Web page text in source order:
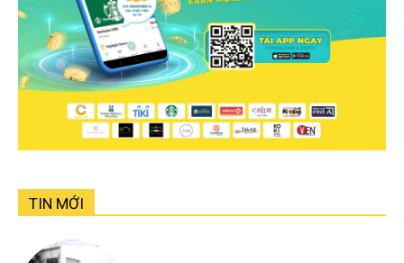
TIN MỚI